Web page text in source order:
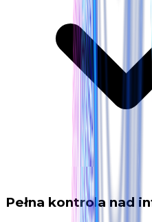
Pełna kontrola nad